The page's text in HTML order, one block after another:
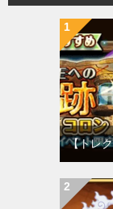
【トレ